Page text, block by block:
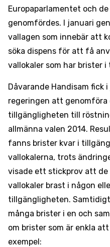
Europaparlamentet och
genomfördes. I januari
vallagen som innebär att
söka dispens för att få
vallokaler som har brister
Dåvarande Handisam fick
regeringen att genomföra
tillgängligheten till
allmänna valen 2014.
fanns brister kvar i
vallokalerna, trots
visade ett stickprov att
vallokaler brast i någon
tillgängligheten.
många brister i en och
om brister som är enkla
exempel: